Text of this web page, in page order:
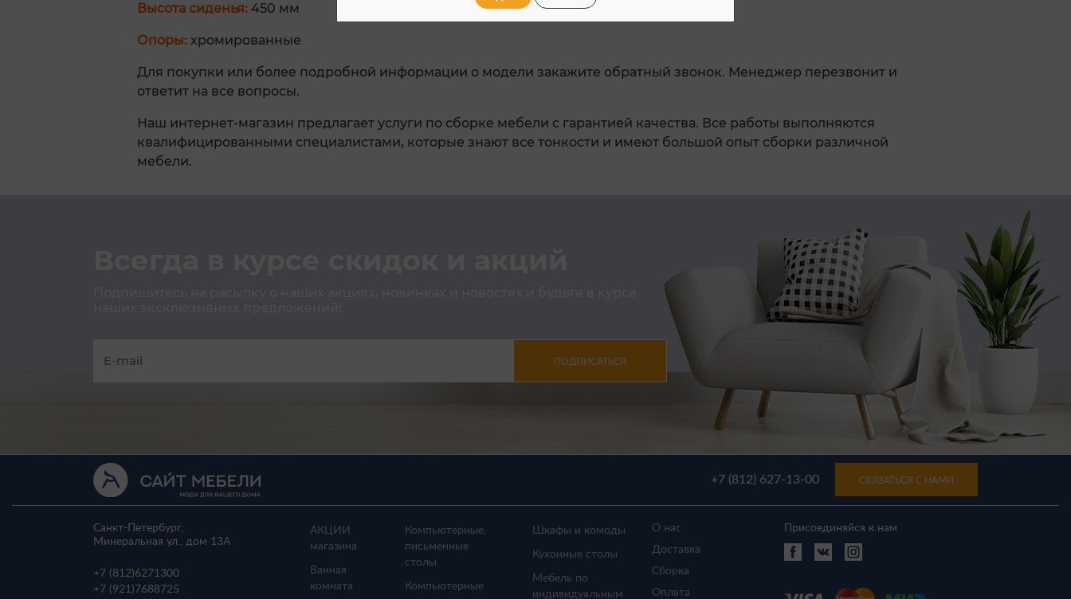
Высота сиденья: 450 мм
Опоры: хромированные
Для покупки или более подробной информации о модели закажите обратный звонок. Менеджер перезвонит и
ответит на все вопросы.
Наш интернет-магазин предлагает услуги по сборке мебели с гарантией качества. Все работы выполняются
квалифицированными специалистами, которые знают все тонкости и имеют большой опыт сборки различной
мебели.
ПОДПИСАТЬСЯ
+7 (812) 627-13-00 СВЯЗАТЬСЯ С НАМИ
Санкт-Петербург,
Минеральная ул., дом 13A
+7 (812)6271300
+7 (921) 7688725
АКЦИИ
магазина
Ванная
комната
Компьютерные,
письменные
столы
Компьютерные
Шкафы и комоды
Кухонные столы
Мебель по
индивидуальным
О нас
Доставка
Сборка
Оплата
Присоединяйся к нам